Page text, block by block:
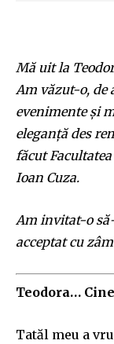
Mă uit la
Am văzut-o, de
evenimente și
eleganță des
făcut
Ioan Cuza.
Am invitat-o
acceptat cu
Teodora…
Tatăl meu a